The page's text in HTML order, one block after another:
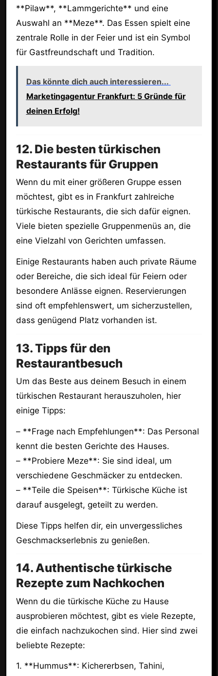
**Pilaw**, **Lammgerichte** und eine
Auswahl an **Meze**. Das Essen spielt eine
zentrale Rolle in der Feier und ist ein Symbol
für Gastfreundschaft und Tradition.
Das könnte dich auch interessieren...
Marketingagentur Frankfurt: 5 Gründe für
deinen Erfolg!
12. Die besten türkischen
Restaurants für Gruppen
Wenn du mit einer größeren Gruppe essen
möchtest, gibt es in Frankfurt zahlreiche
türkische Restaurants, die sich dafür eignen.
Viele bieten spezielle Gruppenmenüs an, die
eine Vielzahl von Gerichten umfassen.
Einige Restaurants haben auch private Räume
oder Bereiche, die sich ideal für Feiern oder
besondere Anlässe eignen. Reservierungen
sind oft empfehlenswert, um sicherzustellen,
dass genügend Platz vorhanden ist.
13. Tipps für den
Restaurantbesuch
Um das Beste aus deinem Besuch in einem
türkischen Restaurant herauszuholen, hier
einige Tipps:
– **Frage nach Empfehlungen**: Das Personal
kennt die besten Gerichte des Hauses.
– **Probiere Meze**: Sie sind ideal, um
verschiedene Geschmäcker zu entdecken.
– **Teile die Speisen**: Türkische Küche ist
darauf ausgelegt, geteilt zu werden.
Diese Tipps helfen dir, ein unvergessliches
Geschmackserlebnis zu genießen.
14. Authentische türkische
Rezepte zum Nachkochen
Wenn du die türkische Küche zu Hause
ausprobieren möchtest, gibt es viele Rezepte,
die einfach nachzukochen sind. Hier sind zwei
beliebte Rezepte:
1. **Hummus**: Kichererbsen, Tahini,